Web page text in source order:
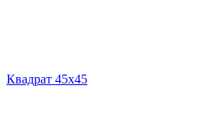
Квадрат 45х45